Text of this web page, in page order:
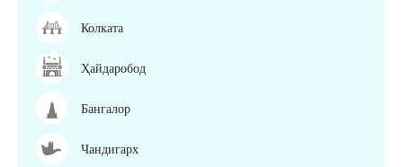
Колката
Ҳайдаробод
Бангалор
Чандигарх